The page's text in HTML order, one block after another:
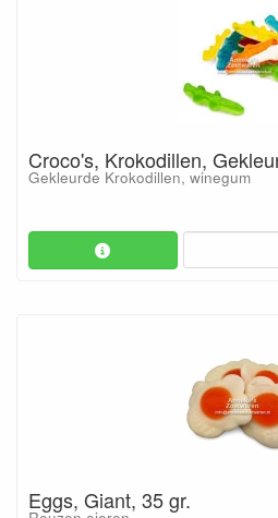
Croco's, Krokodillen,
Gekleurde Krokodillen, winegum
Eggs, Giant, 35 gr.